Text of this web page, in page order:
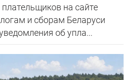
на сайте
и сборам Беларуси
об упла...